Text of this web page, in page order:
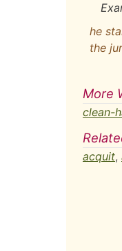
he
the
More
clean-
acquit,